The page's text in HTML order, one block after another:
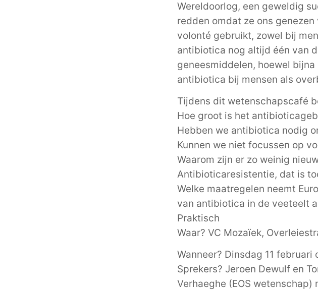
Wereldoorlog, een geweldig
redden omdat ze ons
volonté gebruikt, zowel bij
antibiotica nog altijd één van
geneesmiddelen, hoewel
antibiotica bij mensen als
Tijdens dit wetenschapscafé
Hoe groot is het
Hebben we antibiotica nodig
Kunnen we niet focussen op
Waarom zijn er zo weinig
Antibioticaresistentie, dat is
Welke maatregelen neemt
van antibiotica in de veeteelt
Praktisch
Waar? VC Mozaïek,
Wanneer? Dinsdag 11 februari
Sprekers? Jeroen Dewulf en
Verhaeghe (EOS wetenschap)